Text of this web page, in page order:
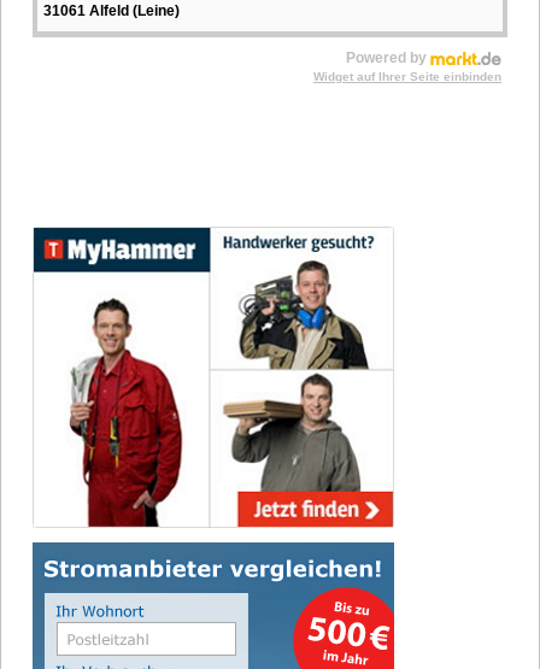
31061 Alfeld (Leine)
Powered by
Widget auf Ihrer Seite einbinden